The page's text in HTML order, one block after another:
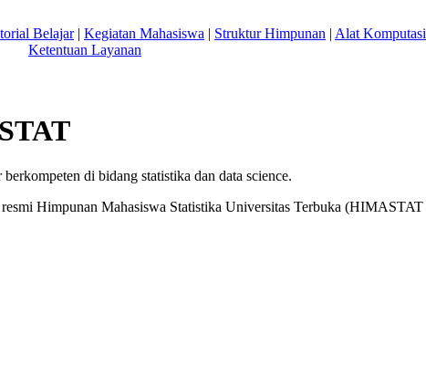
Belajar| Kegiatan Mahasiswa | Struktur Himpunan | Alat Komputasi
Ketentuan Layanan
di bidang statistika dan data science.
Himpunan Mahasiswa Statistika Universitas Terbuka (HIMASTAT